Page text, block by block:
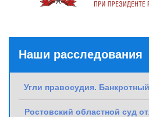
Наши расследования
Угли правосудия.
Ростовский областной суд